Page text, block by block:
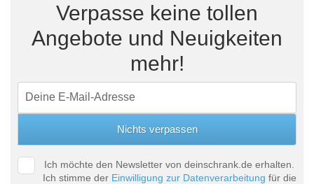
Verpasse keine tollen
Angebote und Neuigkeiten
mehr!
Ich möchte den Newsletter von deinschrank.de erhalten.
Ich stimme der Einwilligung zur Datenverarbeitung für die